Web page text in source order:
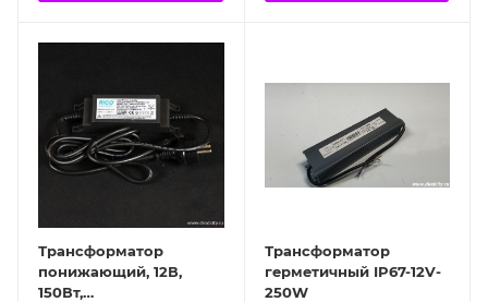
Трансформатор
понижающий, 12В,
150Вт,
Трансформатор
герметичный IP67-12V-
250W